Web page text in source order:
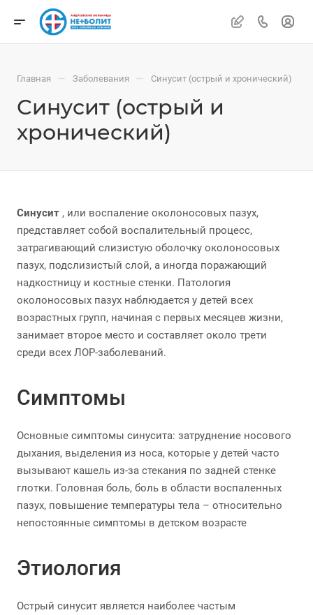
Главная — Заболевания — Синусит (острый и хронический)
Синусит (острый и
хронический)
Синусит , или воспаление околоносовых пазух,
представляет собой воспалительный процесс,
затрагивающий слизистую оболочку околоносовых
пазух, подслизистый слой, а иногда поражающий
надкостницу и костные стенки. Патология
околоносовых пазух наблюдается у детей всех
возрастных групп, начиная с первых месяцев жизни,
занимает второе место и составляет около трети
среди всех ЛОР-заболеваний.
Симптомы
Основные симптомы синусита: затруднение носового
дыхания, выделения из носа, которые у детей часто
вызывают кашель из-за стекания по задней стенке
глотки. Головная боль, боль в области воспаленных
пазух, повышение температуры тела – относительно
непостоянные симптомы в детском возрасте
Этиология
Острый синусит является наиболее частым